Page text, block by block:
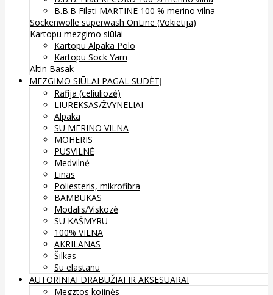
B.B.B Filati MARTINE 100 % merino vilna
Sockenwolle superwash OnLine (Vokietija)
Kartopu mezgimo siūlai
Kartopu Alpaka Polo
Kartopu Sock Yarn
Altin Basak
MEZGIMO SIŪLAI PAGAL SUDĖTĮ
Rafija (celiuliozė)
LIUREKSAS/ŽVYNELIAI
Alpaka
SU MERINO VILNA
MOHERIS
PUSVILNĖ
Medvilnė
Linas
Poliesteris, mikrofibra
BAMBUKAS
Modalis/Viskozė
SU KAŠMYRU
100% VILNA
AKRILANAS
Šilkas
Su elastanu
AUTORINIAI DRABUŽIAI IR AKSESUARAI
Megztos kojinės